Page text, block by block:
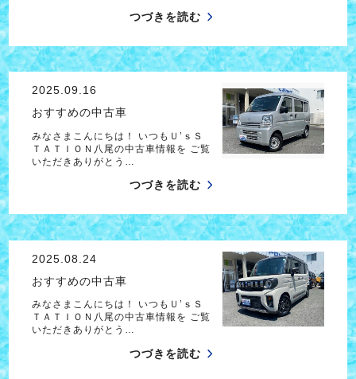
つづきを読む
2025.09.16
おすすめの中古車
みなさまこんにちは！ いつもＵ’ｓＳ
ＴＡＴＩＯＮ八尾の中古車情報を ご覧
いただきありがとう…
つづきを読む
2025.08.24
おすすめの中古車
みなさまこんにちは！ いつもＵ’ｓＳ
ＴＡＴＩＯＮ八尾の中古車情報を ご覧
いただきありがとう…
つづきを読む